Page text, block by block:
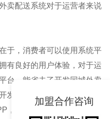
加盟合作咨询
卖配送系统对于运营者来说
于，消费者可以使用系统平
有良好的用户体验，对于运
台，能省去了开发同城外卖
发周期。
，强大系统，在有订单时就